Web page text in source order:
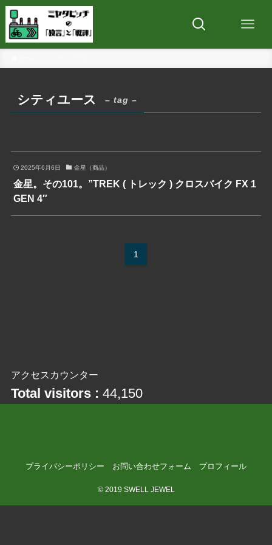
シティユース – tag –
2025年6月6日 金星（商品）
金星。その101。”TREK ( トレック ) クロスバイク FX 1
GEN 4″
1
アクセスカウンター
Total visitors : 44,150
プライバシーポリシー お問い合わせフォーム プロフィール
©2019 SWELL JEWEL